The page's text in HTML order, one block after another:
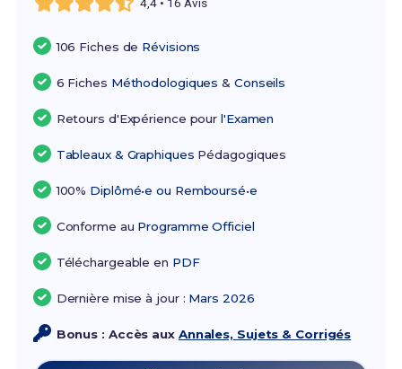
4,4 • 16 Avis
106 Fiches de Révisions
6 Fiches Méthodologiques & Conseils
Retours d'Expérience pourl'Examen
Tableaux & Graphiques Pédagogiques
100% Diplômé•e ou Remboursé•e
Conforme au Programme Officiel
Téléchargeable en PDF
Dernière mise à jour : Mars 2026
Bonus : Accès aux Annales, Sujets & Corrigés